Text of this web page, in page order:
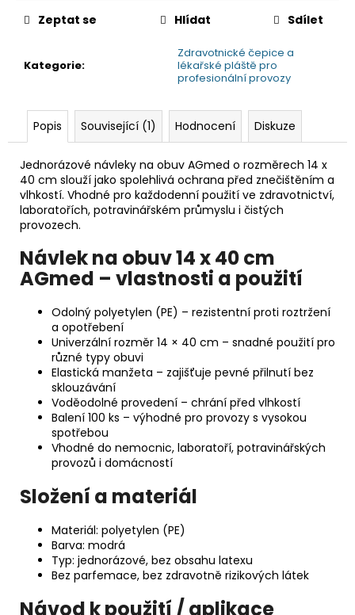
Kategorie:
Zdravotnické čepice a
lékařské pláště pro
profesionální provozy
Zeptat se Hlídat Sdílet
Popis Související (1) Hodnocení Diskuze
Jednorázové návleky na obuv AGmed o rozměrech 14 x
40 cm slouží jako spolehlivá ochrana před znečištěním a
vlhkostí. Vhodné pro každodenní použití ve zdravotnictví,
laboratořích, potravinářském průmyslu i čistých
provozech.
Návlek na obuv 14 x 40 cm
AGmed – vlastnosti a použití
Odolný polyetylen (PE) – rezistentní proti roztržení
a opotřebení
Univerzální rozměr 14 × 40 cm – snadné použití pro
různé typy obuvi
Elastická manžeta – zajišťuje pevné přilnutí bez
sklouzávání
Voděodolné provedení – chrání před vlhkostí
Balení 100 ks – výhodné pro provozy s vysokou
spotřebou
Vhodné do nemocnic, laboratoří, potravinářských
provozů i domácností
Složení a materiál
Materiál: polyetylen (PE)
Barva: modrá
Typ: jednorázové, bez obsahu latexu
Bez parfemace, bez zdravotně rizikových látek
Návod k použití / aplikace